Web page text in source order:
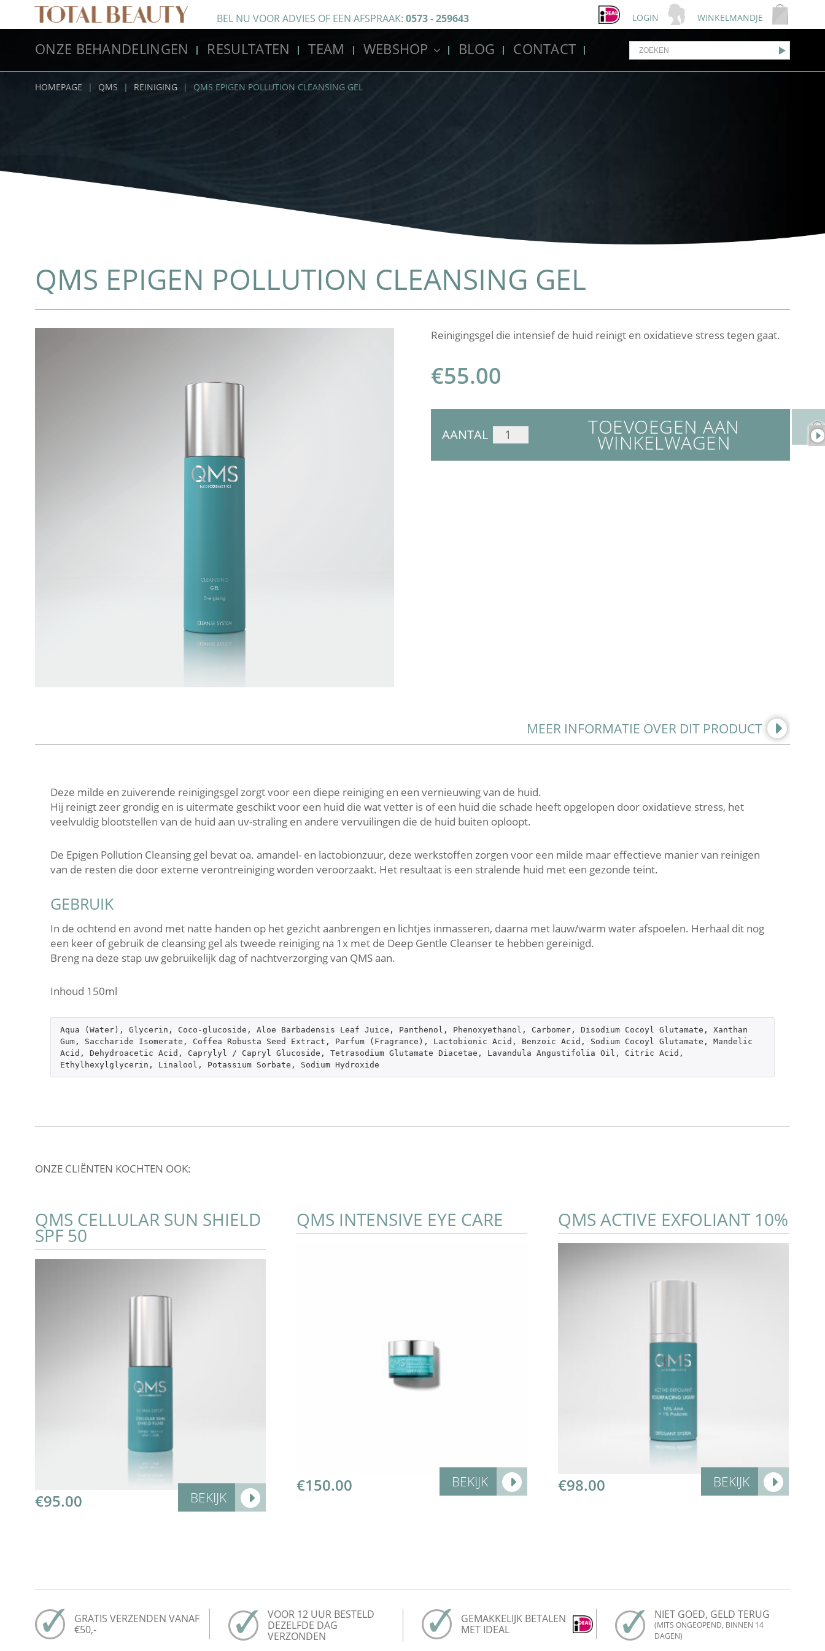
BEL NU VOOR ADVIES OF EEN AFSPRAAK: 0573 - 259643 WINKELMANDJE
LOGIN
ONZE BEHANDELINGEN RESULTATEN TEAM WEBSHOP BLOG CONTACT
HOMEPAGE | QMS | REINIGING | QMS EPIGEN POLLUTION CLEANSING GEL
QMS EPIGEN POLLUTION CLEANSING GEL
Reinigingsgel die intensief de huid reinigt en oxidatieve stress tegen gaat.
€55.00
AANTAL
QMS
EPIGEN
POLLUTION
TOEVOEGEN AAN
WINKELWAGEN
MEER INFORMATIE OVER DIT PRODUCT
Deze milde en zuiverende reinigingsgel zorgt voor een diepe reiniging en een vernieuwing van de huid.
Hij reinigt zeer grondig en is uitermate geschikt voor een huid die wat vetter is of een huid die schade heeft opgelopen door oxidatieve stress, het
veelvuldig blootstellen van de huid aan uv-straling en andere vervuilingen die de huid buiten oploopt.
De Epigen Pollution Cleansing gel bevat oa. amandel- en lactobionzuur, deze werkstoffen zorgen voor een milde maar effectieve manier van reinigen
van de resten die door externe verontreiniging worden veroorzaakt. Het resultaat is een stralende huid met een gezonde teint.
GEBRUIK
In de ochtend en avond met natte handen op het gezicht aanbrengen en lichtjes inmasseren, daarna met lauw/warm water afspoelen. Herhaal dit nog
een keer of gebruik de cleansing gel als tweede reiniging na 1x met de Deep Gentle Cleanser te hebben gereinigd.
Breng na deze stap uw gebruikelijk dag of nachtverzorging van QMS aan.
Inhoud 150ml
Aqua (Water), Glycerin, Coco-glucoside, Aloe Barbadensis Leaf Juice, Panthenol, Phenoxyethanol, Carbomer, Disodium Cocoyl Glutamate, Xanthan
Gum, Saccharide Isomerate, Coffea Robusta Seed Extract, Parfum (Fragrance), Lactobionic Acid, Benzoic Acid, Sodium Cocoyl Glutamate, Mandelic
Acid, Dehydroacetic Acid, Caprylyl / Capryl Glucoside, Tetrasodium Glutamate Diacetae, Lavandula Angustifolia Oil, Citric Acid,
Ethylhexylglycerin, Linalool, Potassium Sorbate, Sodium Hydroxide
ONZE CLIËNTEN KOCHTEN OOK:
QMS CELLULAR SUN SHIELD
SPF 50
€95.00 BEKIJK
QMS INTENSIVE EYE CARE
Add to Cart
€150.00 BEKIJK
QMS ACTIVE EXFOLIANT 10%
Add to Cart
€98.00 BEKIJK
GRATIS VERZENDEN VANAF
€50,-
VOOR 12 UUR BESTELD
DEZELFDE DAG
VERZONDEN
GEMAKKELIJK BETALEN
MET IDEAL
NIET GOED, GELD TERUG
(MITS ONGEOPEND, BINNEN 14
DAGEN)